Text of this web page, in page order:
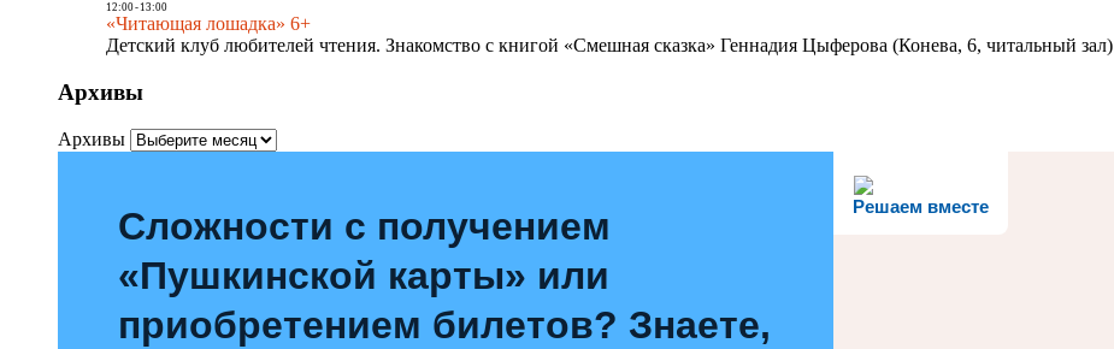
12:00- 13:00
«Читающая лошадка» 6+
Детский клуб любителей чтения. Знакомство с книгой «Смешная сказка» Геннадия Цыферова (Конева, 6, читальный зал)
Архивы
Архивы
Решаем вместе
Сложности с получением
«Пушкинской карты» или
приобретением билетов? Знаете,